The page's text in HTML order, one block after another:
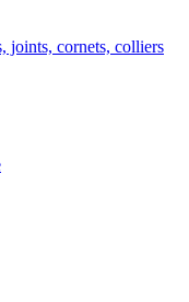
joints, cornets, colliers